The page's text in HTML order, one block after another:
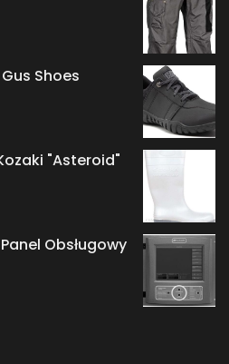
Gus Shoes
"Asteroid"
Obsługowy